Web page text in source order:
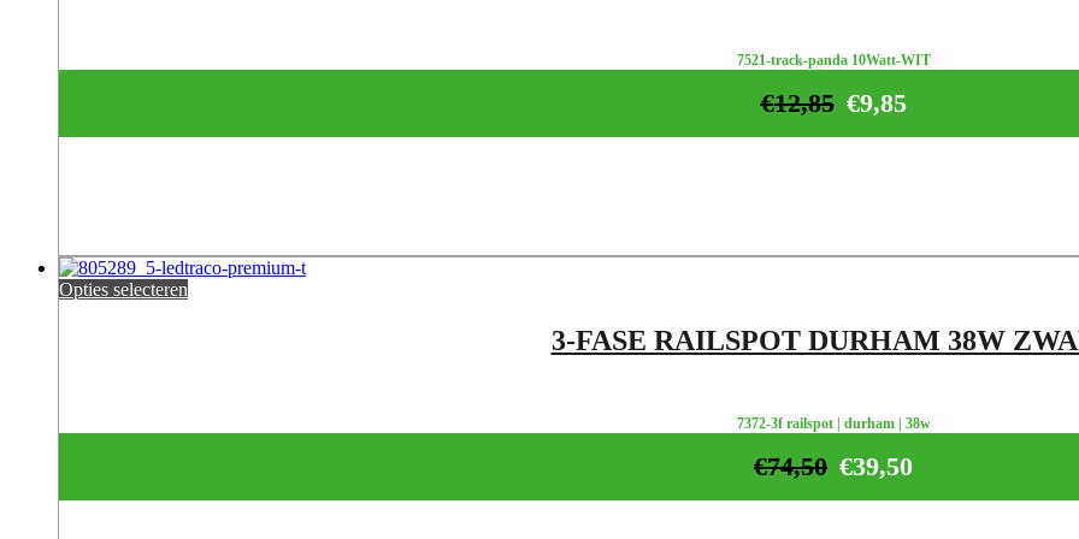
7521-track-panda 10Watt-WIT
€9,85
€12,85
Opties selecteren
3-FASE RAILSPOT DURHAM 38W
7372-3f railspot | durham | 38w
€39,50
€74,50